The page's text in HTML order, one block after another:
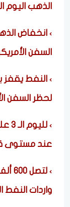
الذهب اليوم الجمعة
انخفاض
السفن
لحظر السفن
عند مستوى
واردات النفط